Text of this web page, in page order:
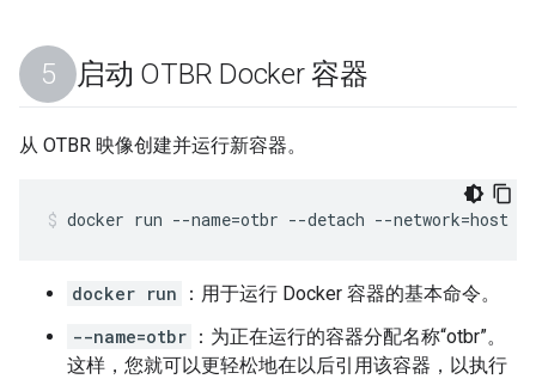
启动 OTBR Docker 容器
从 OTBR 映像创建并运行新容器。
docker run --name=otbr --detach --network=host
docker run
：用于运行 Docker 容器的基本命令。
--name=otbr ：为正在运行的容器分配名称“otbr”。
这样，您就可以更轻松地在以后引用该容器，以执行